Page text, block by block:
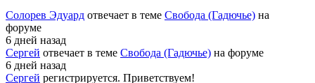
Солорев Эдуард отвечает в теме Свобода (Гадючье) на
форуме
6 дней назад
Сергей отвечает в теме Свобода (Гадючье) на форуме
6 дней назад
Сергей регистрируется. Приветствуем!